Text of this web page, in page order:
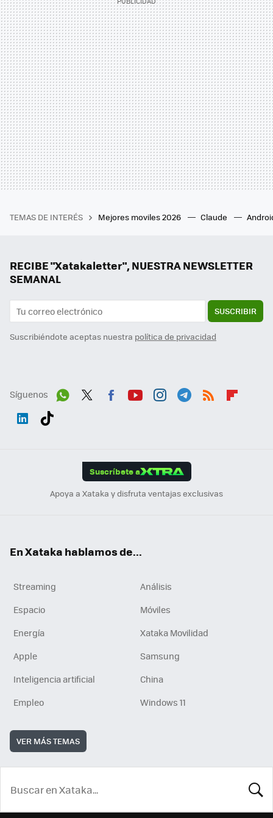
TEMAS DE INTERÉS Mejores moviles 2026 Claude
RECIBE "Xatakaletter", NUESTRA NEWSLETTER
SEMANAL
SUSCRIBIR
Suscribiéndote aceptas nuestra política de privacidad
Síguenos
Suscríbete a
Apoya a Xataka y disfruta ventajas exclusivas
En Xataka hablamos de...
Streaming
Análisis
Espacio
Móviles
Energía
Xataka Movilidad
Apple
Samsung
Inteligencia artificial
China
Empleo
Windows 11
VER MÁS TEMAS